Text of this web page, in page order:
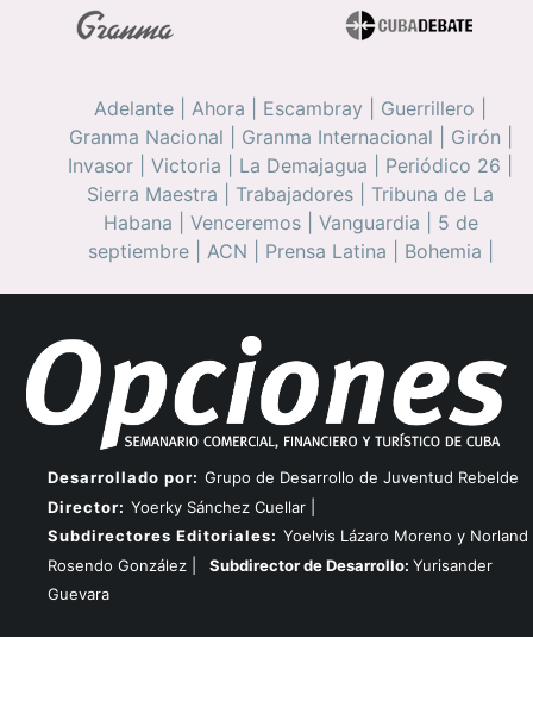
Adelante Ahora Escambray Guerrillero
Granma Nacional
Granma Internacional Girón
Invasor
Victoria La Demajagua Periódico 26
Sierra Maestra
Trabajadores
Tribuna de La
Habana
Venceremos| Vanguardia
5 de
septiembre| ACN Prensa Latina Bohemia
Desarrollado por: Grupo de Desarrollo de Juventud Rebelde
Director: Yoerky Sánchez Cuellar |
Subdirectores Editoriales: Yoelvis Lázaro Moreno y Norland
Rosendo González |
Subdirector de Desarrollo: Yurisander
Guevara